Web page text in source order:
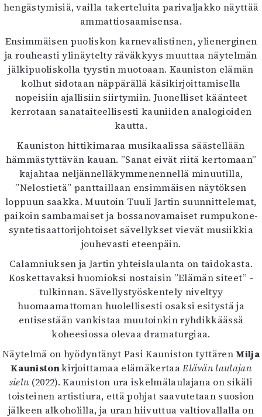
hengästymisiä, vailla takerteluita parivaljakko näyttää
ammattiosaamisensa.
Ensimmäisen puoliskon karnevalistinen, ylienerginen
ja rouheasti ylinäytelty räväkkyys muuttaa näytelmän
jälkipuoliskolla tyystin muotoaan. Kauniston elämän
kolhut sidotaan näppärällä käsikirjoittamisella
nopeisiin ajallisiin siirtymiin. Juonelliset käänteet
kerrotaan sanataiteellisesti kauniiden analogioiden
kautta.
Kauniston hittikimaraa musikaalissa säästellään
hämmästyttävän kauan. ”Sanat eivät riitä kertomaan”
kajahtaa neljännelläkymmenennellä minuutilla,
”Nelostietä” panttaillaan ensimmäisen näytöksen
loppuun saakka. Muutoin Tuuli Jartin suunnittelemat,
paikoin sambamaiset ja bossanovamaiset rumpukone-
syntetisaattorijohtoiset sävellykset vievät musiikkia
jouhevasti eteenpäin.
Calamniuksen ja Jartin yhteislaulanta on taidokasta.
Koskettavaksi huomioksi nostaisin ”Elämän siteet” -
tulkinnan. Sävellystyöskentely niveltyy
huomaamattoman huolellisesti osaksi esitystä ja
entisestään vankistaa muutoinkin ryhdikkäässä
koheesiossa olevaa dramaturgiaa.
Näytelmä on hyödyntänyt Pasi Kauniston tyttärenMilja
Kaunistonkirjoittamaa elämäkertaaElävän laulajan
sielu (2022). Kauniston ura iskelmälaulajana on sikäli
toisteinen artistiura, että pohjat saavutetaan suosion
jälkeen alkoholilla, ja uran hiivuttua valtiovallalla on